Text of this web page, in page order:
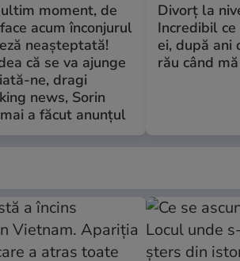
moment, de
acum înconjurul
neașteptată!
că se va ajunge
ne, dragi
news, Sorin
a făcut anunțul
Divorț la
Incredibil
ei, după ani
rău când